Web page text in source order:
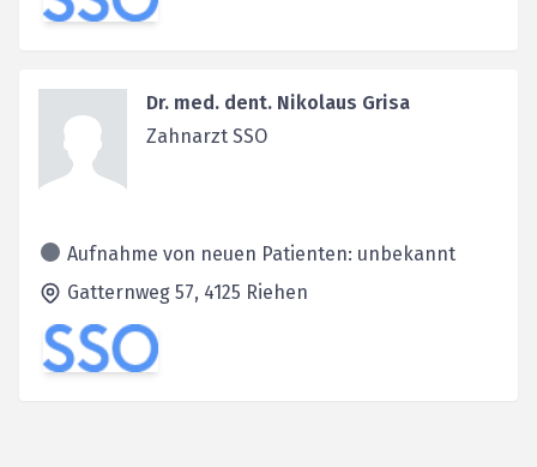
Dr. med. dent. Nikolaus Grisa
Zahnarzt SSO
Aufnahme von neuen Patienten: unbekannt
Gatternweg 57, 4125 Riehen